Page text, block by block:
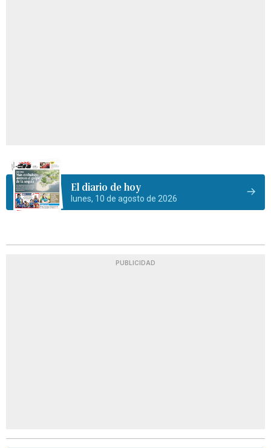
El diario de hoy
lunes, 10 de agosto de 2026
PUBLICIDAD